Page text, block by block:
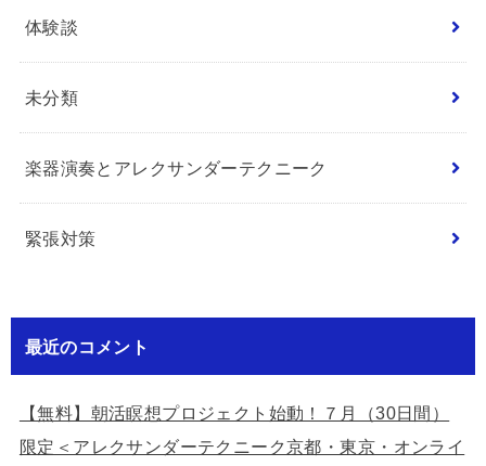
体験談
未分類
楽器演奏とアレクサンダーテクニーク
緊張対策
最近のコメント
【無料】朝活瞑想プロジェクト始動！７月（30日間）
限定＜アレクサンダーテクニーク京都・東京・オンライ